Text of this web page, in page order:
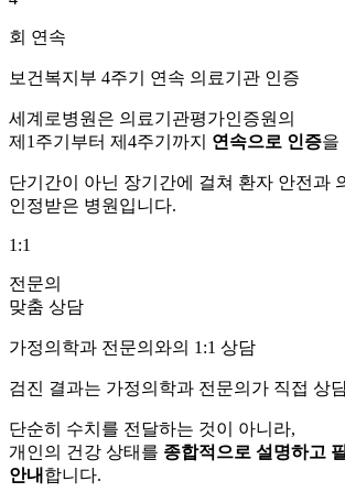
회 연속
보건복지부 4주기 연속 의료기관 인증
세계로병원은 의료기관평가인증원의
제1주기부터 제4주기까지 연속으로 인증을
단기간이 아닌 장기간에 걸쳐 환자 안전과
인정받은 병원입니다.
1:1
전문의
맞춤 상담
가정의학과 전문의와의 1:1 상담
검진 결과는 가정의학과 전문의가 직접 상
단순히 수치를 전달하는 것이 아니라,
개인의 건강 상태를 종합적으로 설명하고
안내 합니다.